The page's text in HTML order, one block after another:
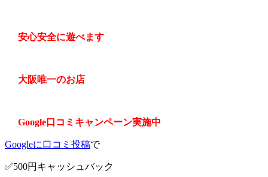
安心安全に遊べます
大阪唯一のお店
Google口コミキャンペーン実施中
Googleに口コミ投稿で
✅500円キャッシュバック